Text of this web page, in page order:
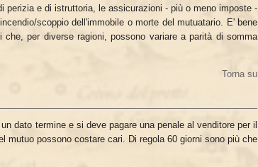
e di istruttoria, le assicurazioni - più o meno imposte -
scoppio dell'immobile o morte del mutuatario. E' bene
per diverse ragioni, possono variare a parità di somma
Torna su
dato termine e si deve pagare una penale al venditore per il
mutuo possono costare cari. Di regola 60 giorni sono più che